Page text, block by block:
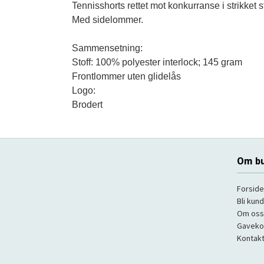
Tennisshorts rettet mot konkurranse i
Med sidelommer.
Sammensetning:
Stoff: 100% polyester interlock; 145 gram
Frontlommer uten glidelås
Logo:
Om
Forside
Bli
Om oss